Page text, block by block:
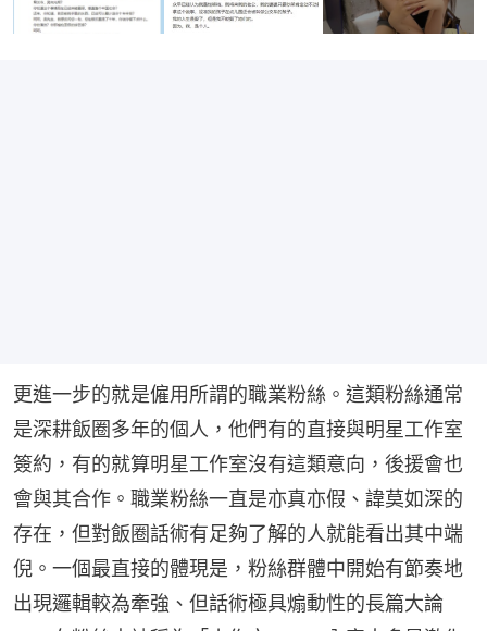
更進一步的就是僱用所謂的職業粉絲。這類粉絲通常
是深耕飯圈多年的個人，他們有的直接與明星工作室
簽約，有的就算明星工作室沒有這類意向，後援會也
會與其合作。職業粉絲一直是亦真亦假、諱莫如深的
存在，但對飯圈話術有足夠了解的人就能看出其中端
倪。一個最直接的體現是，粉絲群體中開始有節奏地
出現邏輯較為牽強、但話術極具煽動性的長篇大論